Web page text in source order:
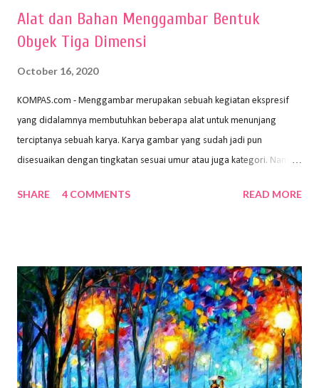
Alat dan Bahan Menggambar Bentuk
Obyek Tiga Dimensi
October 16, 2020
KOMPAS.com - Menggambar merupakan sebuah kegiatan ekspresif
yang didalamnya membutuhkan beberapa alat untuk menunjang
terciptanya sebuah karya. Karya gambar yang sudah jadi pun
disesuaikan dengan tingkatan sesuai umur atau juga kategori. Namun,
sehingga hasilnya bisa dilihat. Peran alat dan bahan sangat
memiliki spesifikasi berbeda sesuai jenisnya. Berikut peralatan
menggambar bentuk: 1. Kertas Gambar Kegiatan menggambar
membutuhkan kertas yang baik agar proses pembuatan gambar lebih
nyaman dan maksimal. Bahan kertas yang baik salah satu syaratnya
adalah tidak mudah sobek, mengingat menggambar merupakan
proses menggores dan menghapus. Kertas adalah bahan yang paling
SHARE 4 COMMENTS READ MORE